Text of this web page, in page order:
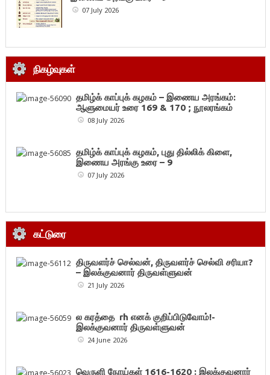
07 July 2026
நிகழ்வுகள்
தமிழ்க் காப்புக் கழகம் – இணைய அரங்கம்:
ஆளுமையர் உரை 169 & 170 ; நூலரங்கம்
08 July 2026
தமிழ்க் காப்புக் கழகம், புது தில்லிக் கிளை,
இணைய அரங்கு உரை – 9
07 July 2026
கட்டுரை
திருவளர்ச் செல்வன், திருவளர்ச் செல்வி சரியா?
– இலக்குவனார் திருவள்ளுவன்
21 July 2026
ல கரத்தை rh எனக் குறிப்பிடுவோம்!-
இலக்குவனார் திருவள்ளுவன்
24 June 2026
வெருளி நோய்கள் 1616-1620 : இலக்குவனார்